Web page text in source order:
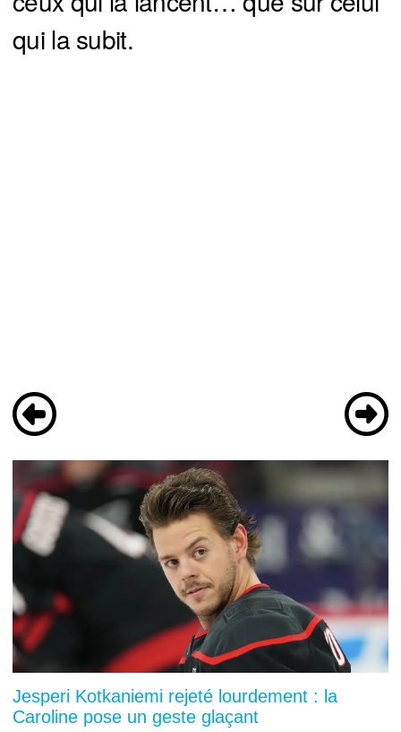
qui la subit.
Jesperi Kotkaniemi rejeté lourdement : la
Caroline pose un geste glaçant